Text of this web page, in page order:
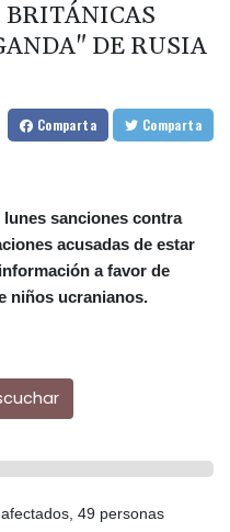
BRITÁNICAS
DE RUSIA
Comparta Comparta
sanciones contra
acusadas de estar
a favor de
niños ucranianos.
49 personas